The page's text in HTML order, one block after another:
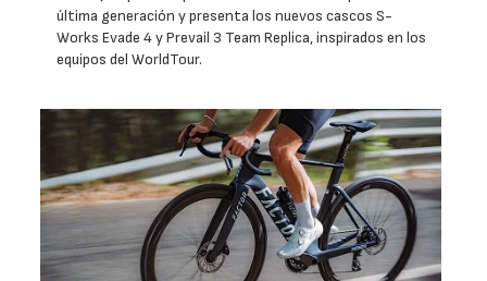
última generación y presenta los nuevos cascos S-
Works Evade 4 y Prevail 3 Team Replica, inspirados en los
equipos del WorldTour.